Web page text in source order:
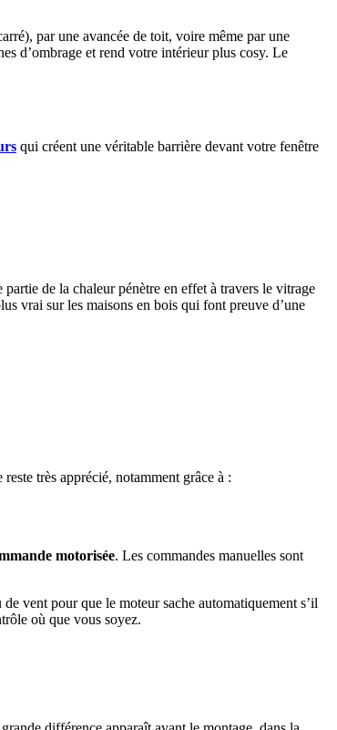
par une avancée de toit, voire même par une
d’ombrage et rend votre intérieur plus cosy. Le
qui créent une véritable barrière devant votre fenêtre
de la chaleur pénètre en effet à travers le vitrage
vrai sur les maisons en bois qui font preuve d’une
très apprécié, notamment grâce à :
motorisée. Les commandes manuelles sont
vent pour que le moteur sache automatiquement s’il
où que vous soyez.